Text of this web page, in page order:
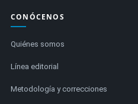
CONÓCENOS
Quiénes somos
Línea editorial
Metodología y correcciones